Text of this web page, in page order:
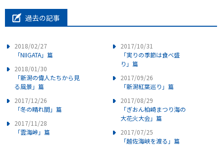
過去の記事
2018/02/27
「NIIGATA」篇
2018/01/30
「新潟の偉人たちから見
る風景」篇
2017/12/26
「冬の晴れ間」篇
2017/11/28
「雲海峠」篇
2017/10/31
「実りの季節は食べ盛
り」篇
2017/09/26
「新潟紅葉巡り」篇
2017/08/29
「ぎおん柏崎まつり海の
大花火大会」篇
2017/07/25
「越佐海峡を渡る」篇